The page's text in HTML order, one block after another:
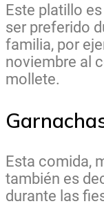
Este platillo
ser preferido
familia, por
noviembre al
mollete.
Esta comida,
también es
durante las